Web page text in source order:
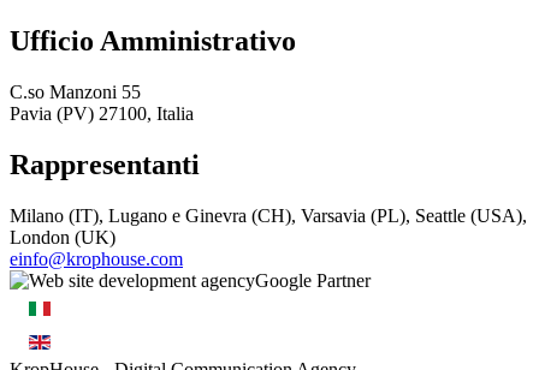
Ufficio Amministrativo
C.so Manzoni 55
Pavia (PV) 27100, Italia
Rappresentanti
Milano (IT), Lugano e Ginevra (CH), Varsavia (PL), Seattle (USA),
London (UK)
einfo@krophouse.com